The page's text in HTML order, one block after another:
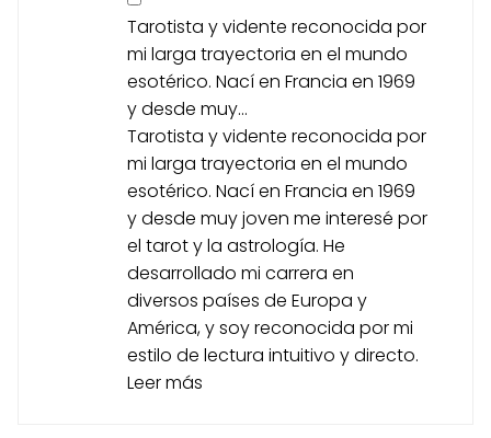
Tarotista y vidente reconocida por
mi larga trayectoria en el mundo
esotérico. Nací en Francia en 1969
y desde muy...
Tarotista y vidente reconocida por
mi larga trayectoria en el mundo
esotérico. Nací en Francia en 1969
y desde muy joven me interesé por
el tarot y la astrología. He
desarrollado mi carrera en
diversos países de Europa y
América, y soy reconocida por mi
estilo de lectura intuitivo y directo.
Leer más